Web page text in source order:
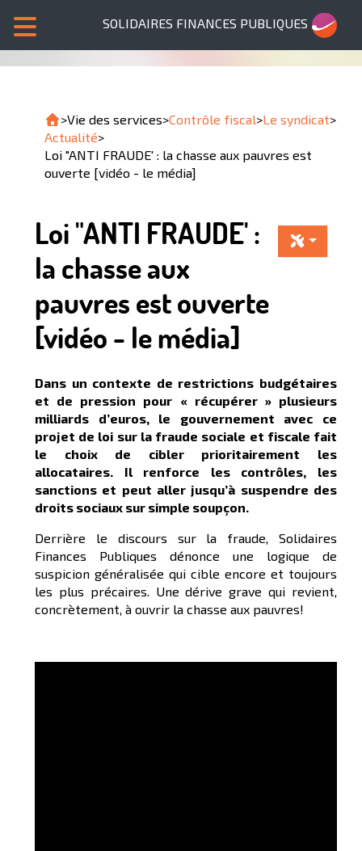
SOLIDAIRES FINANCES PUBLIQUES
>Vie des services>Contrôle fiscal>Le syndicat>
Actualité>
Loi "ANTI FRAUDE' : la chasse aux pauvres est
ouverte [vidéo - le média]
Loi "ANTI FRAUDE' :
la chasse aux
pauvres est ouverte
[vidéo - le média]
Dans un contexte de restrictions budgétaires
et de pression pour « récupérer » plusieurs
milliards d’euros, le gouvernement avec ce
projet de loi sur la fraude sociale et fiscale fait
le choix de cibler prioritairement les
allocataires. Il renforce les contrôles, les
sanctions et peut aller jusqu’à suspendre des
droits sociaux sur simple soupçon.
Derrière le discours sur la fraude, Solidaires
Finances Publiques dénonce une logique de
suspicion généralisée qui cible encore et toujours
les plus précaires. Une dérive grave qui revient,
concrètement, à ouvrir la chasse aux pauvres!